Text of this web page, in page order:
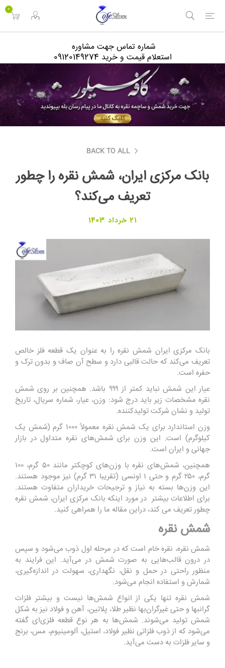
0
شماره تماس جهت مشاوره
استعلام قیمت و خرید 09120149274
BACK TO ALL
بانک مرکزی ایران، شمش نقره را چطور
تعریف می‌کند؟
21 خرداد 1403
بانک مرکزی ایران شمش نقره را به عنوان یک قطعه فلز خالص
تعریف می‌کند که حالت قالبی دارد و سطح آن صاف و بدون ترک و
حفره است.
عیار این شمش نباید کمتر از ۹۹۹ باشد. همچنین بر روی شمش
نقره مشخصات زیر باید درج شود: وزن، عیار، شماره سریال، تاریخ
تولید و نشان شرکت تولیدکننده.
وزن استاندارد برای یک شمش نقره معمولاً ۱۰۰۰ گرم (
شمش یک
کیلوگرم) است. این وزن برای شمش‌های نقره متداول در بازار
جهانی و ایران است.
همچنین، شمش‌های نقره با وزن‌های کوچکتر مانند ۵۰ گرم، ۱۰۰
گرم، ۲۵۰ گرم و حتی ۱ اونسی (تقریبا ۳۱ گرم) نیز موجود هستند.
این وزن‌ها بسته به نیاز و ترجیحات خریداران متفاوت هستند.
برای اطلاعات بیشتر در مورد اینکه بانک مرکزی ایران، شمش نقره
چطور تعریف می کند، دراین مقاله ما را همراهی کنید.
شمش نقره
شمش نقره، نقره خام است که در مرحله اول ذوب می‌شود و سپس
در درون قالب‌هایی به صورت شمش در می‌آید. این فرایند به
منظور راحتی در حمل و نقل، نگهداری، سهولت در اندازه‌گیری،
شمارش و استفاده انجام می‌شود.
شمش نقره تنها یکی از انواع شمش‌ها نیست و بیشتر فلزات
گرانبها و حتی غیرگران‌بها نظیر طلا، پلاتین، آهن و فولاد نیز به شکل
شمش تولید می‌شوند. شمش‌ها به هر نوع قطعه فلزی‌ای گفته
می‌شود که از ذوب فلزاتی نظیر فولاد، استیل، آلومینیوم، مس، برنج
و سایر فلزات به دست می‌آید.